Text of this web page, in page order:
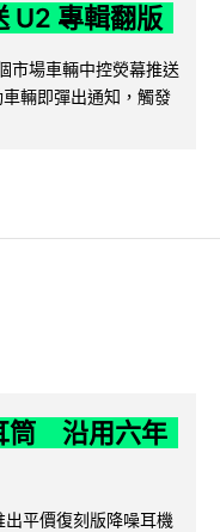
U2 專輯翻版
市場車輛中控熒幕推送
輛即彈出通知，觸發
筒 沿用六年
平價復刻版降噪耳機